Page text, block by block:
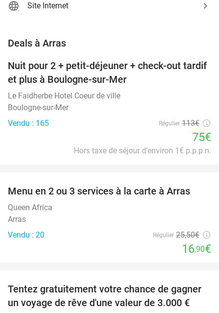
Site Internet
Deals à Arras
34%
NEW
TODAY
Nuit pour 2 + petit-déjeuner + check-out tardif
et plus à Boulogne-sur-Mer
Le Faidherbe Hotel Coeur de ville
Boulogne-sur-Mer
Vendu : 165
Régulier 113€
75€
Hors taxe de séjour d'environ 1€ p.p.p.n.
34%
Menu en 2 ou 3 services à la carte à Arras
Queen Africa
Arras
Vendu : 20
Régulier 25,50€
16,90€
Tentez gratuitement votre chance de gagner
un voyage de rêve d'une valeur de 3.000 €